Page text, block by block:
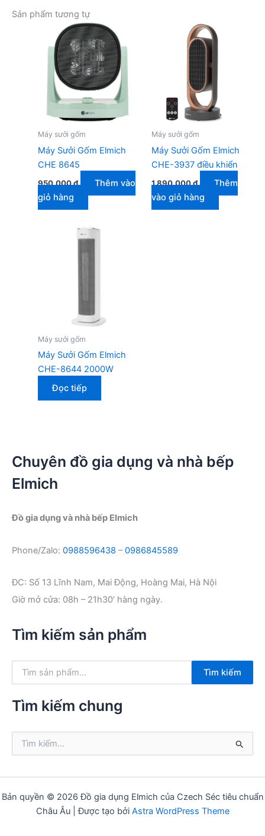
Sản phẩm tương tự
Máy sưởi gốm
Máy Sưởi Gốm Elmich
CHE 8645
950.000₫
Thêm vào
giỏ hàng
Máy sưởi gốm
Máy Sưởi Gốm Elmich
CHE-3937 điều khiển
1.890.000₫
Thêm
vào giỏ hàng
Máy sưởi gốm
Máy Sưởi Gốm Elmich
CHE-8644 2000W
Đọc tiếp
Chuyên đồ gia dụng và nhà bếp
Elmich
Đồ gia dụng và nhà bếp Elmich
Phone/Zalo: 0988596438 –0986845589
ĐC: Số 13 Lĩnh Nam, Mai Động, Hoàng Mai, Hà Nội
Giờ mở cửa: 08h – 21h30′ hàng ngày.
Tìm kiếm sản phẩm
k
Tìm kiếm
Tìm kiếm chung
ế
Bản quyền © 2026 Đồ gia dụng Elmich của Czech Séc tiêu chuẩn
Châu Âu | Được tạo bởi Astra WordPress Theme